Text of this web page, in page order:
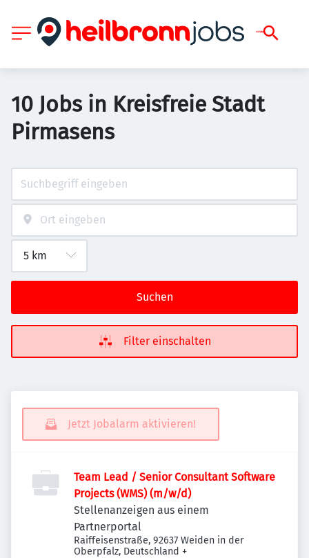
10 Jobs in Kreisfreie Stadt
Pirmasens
Suchen
Filter einschalten
Jetzt Jobalarm aktivieren!
Team Lead / Senior Consultant Software
Projects (WMS) (m/w/d)
Stellenanzeigen aus einem
Partnerportal
Raiffeisenstraße, 92637 Weiden in der
Oberpfalz, Deutschland +